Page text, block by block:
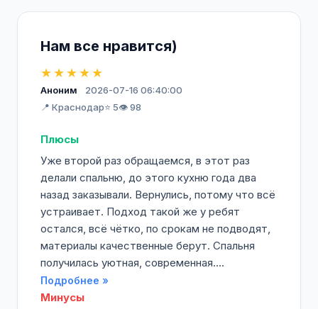
Нам все нравится)
★★★★★
Аноним
2026-07-16 06:40:00
📍 Краснодар⭐ 5👁️ 98
Плюсы
Уже второй раз обращаемся, в этот раз
делали спальню, до этого кухню года два
назад заказывали. Вернулись, потому что всё
устраивает. Подход такой же у ребят
остался, всё чётко, по срокам не подводят,
материалы качественные берут. Спальня
получилась уютная, современная....
Подробнее »
Минусы